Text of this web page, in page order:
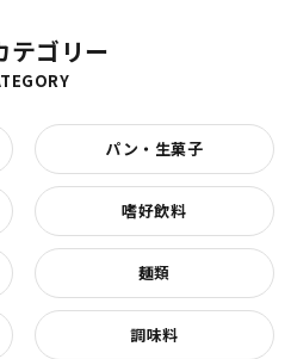
テゴリー
パン・生菓子
嗜好飲料
麺類
調味料